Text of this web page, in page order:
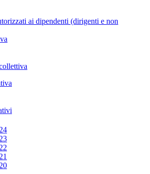
ai dipendenti (dirigenti e non